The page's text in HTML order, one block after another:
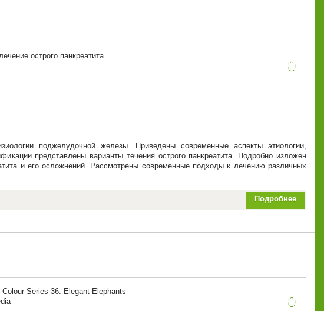
0
острого панкреатита
поджелудочной железы. Приведены современные аспекты этиологии,
представлены варианты течения острого панкреатита. Подробно изложен
и его осложнений. Рассмотрены современные подходы к лечению различных
Подробнее
0
Series 36: Elegant Elephants